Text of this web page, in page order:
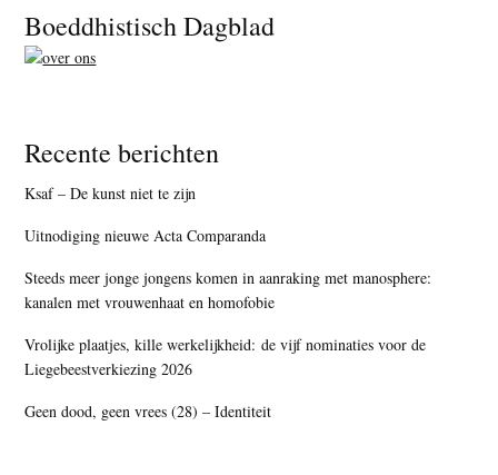
Footer
Boeddhistisch Dagblad
Recente berichten
Ksaf – De kunst niet te zijn
Uitnodiging nieuwe Acta Comparanda
Steeds meer jonge jongens komen in aanraking met manosphere:
kanalen met vrouwenhaat en homofobie
Vrolijke plaatjes, kille werkelijkheid: de vijf nominaties voor de
Liegebeestverkiezing 2026
Geen dood, geen vrees (28) – Identiteit